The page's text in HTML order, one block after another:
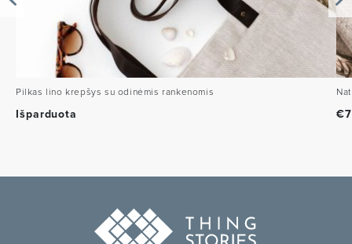
Pilkas lino krepšys su odinėmis rankenomis
Išparduota €